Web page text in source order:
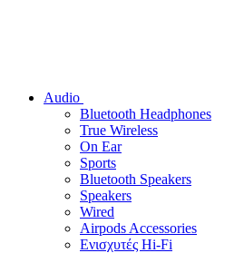
Audio
Bluetooth Headphones
True Wireless
On Ear
Sports
Bluetooth Speakers
Speakers
Wired
Airpods Accessories
Ενισχυτές Hi-Fi